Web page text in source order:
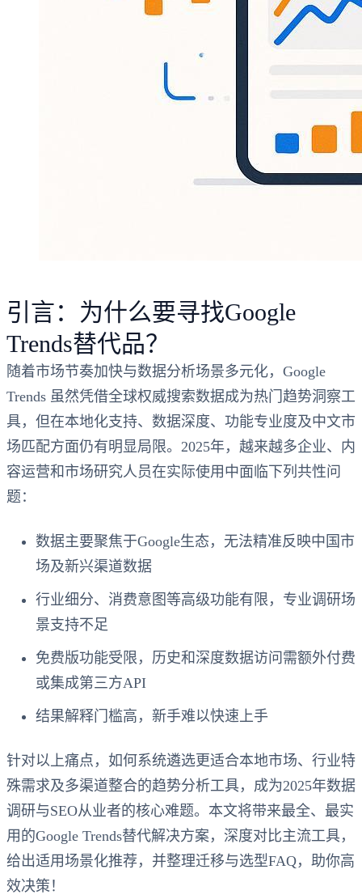
引言：为什么要寻找Google
Trends替代品？
随着市场节奏加快与数据分析场景多元化，Google
Trends 虽然凭借全球权威搜索数据成为热门趋势洞察工
具，但在本地化支持、数据深度、功能专业度及中文市
场匹配方面仍有明显局限。2025年，越来越多企业、内
容运营和市场研究人员在实际使用中面临下列共性问
题：
数据主要聚焦于Google生态，无法精准反映中国市
场及新兴渠道数据
行业细分、消费意图等高级功能有限，专业调研场
景支持不足
免费版功能受限，历史和深度数据访问需额外付费
或集成第三方API
结果解释门槛高，新手难以快速上手
针对以上痛点，如何系统遴选更适合本地市场、行业特
殊需求及多渠道整合的趋势分析工具，成为2025年数据
调研与SEO从业者的核心难题。本文将带来最全、最实
用的Google Trends替代解决方案 ，深度对比主流工具，
给出适用场景化推荐，并整理迁移与选型FAQ，助你高
效决策！